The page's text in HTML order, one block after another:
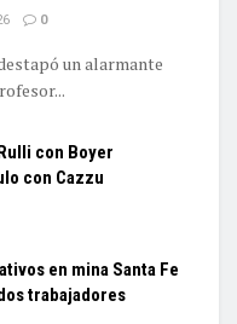
0
un alarmante
con Boyer
con Cazzu
en mina Santa Fe
trabajadores